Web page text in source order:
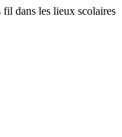
fil dans les lieux scolaires